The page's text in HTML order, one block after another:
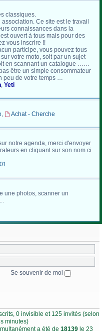
classiques.
Ce site est le travail
connaissances dans la
ouvert à tous mais pour des
vous inscrire !!
participe, vous pouvez tous
votre moto, soit par un sujet
en scannant un catalogue ……
être un simple consommateur
peu de votre temps …
, Yeti
,
Achat - Cherche
notre agenda, merci d'envoyer
en cliquant sur son nom ci
une photos, scanner un
Se souvenir de moi
0 invisible et 125 invités (selon
minutes)
a été de 18139 le 23